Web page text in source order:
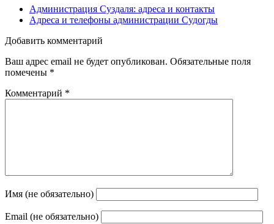
Администрация Суздаля: адреса и контакты
Адреса и телефоны администрации Судогды
Добавить комментарий
Ваш адрес email не будет опубликован. Обязательные поля
помечены *
Комментарий *
Имя (не обязательно)
Email (не обязательно)